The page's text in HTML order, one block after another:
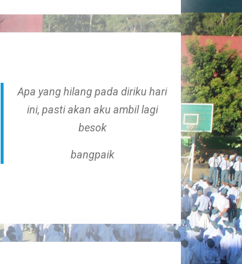
Apa yang hilang pada diriku hari
ini, pasti akan aku ambil lagi
besok
bangpaik